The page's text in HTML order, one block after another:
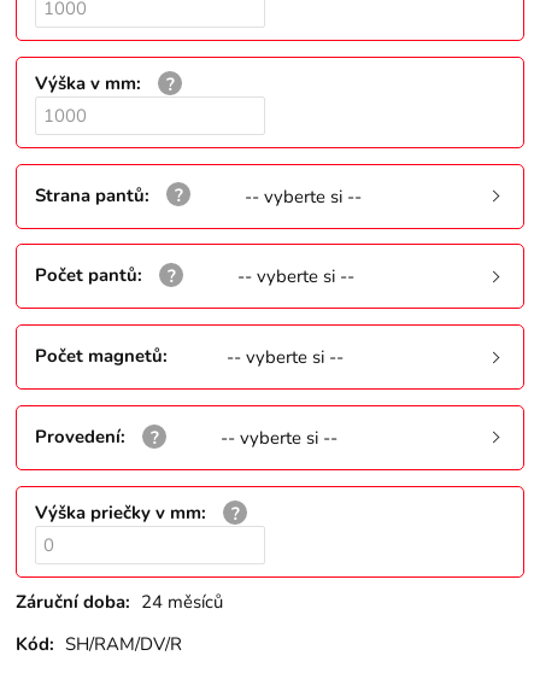
Výška v mm:
Strana pantů: -- vyberte si --
Počet pantů: -- vyberte si --
Počet magnetů: -- vyberte si --
Provedení: -- vyberte si --
Výška priečky v mm:
Záruční doba: 24 měsíců
Kód: SH/RAM/DV/R